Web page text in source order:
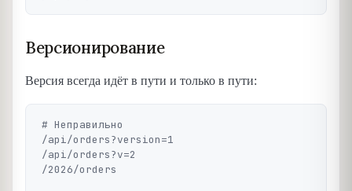
Версионирование
Версия всегда идёт в пути и только в пути:
# Неправильно
/api/orders?version=1
/api/orders?v=2
/2026/orders